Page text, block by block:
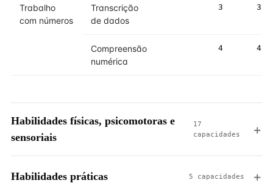
Trabalho
com números
Transcrição
de dados
3 3
Compreensão
numérica
4 4
Habilidades físicas, psicomotoras e
sensoriais
17
capacidades
Habilidades práticas 5 capacidades